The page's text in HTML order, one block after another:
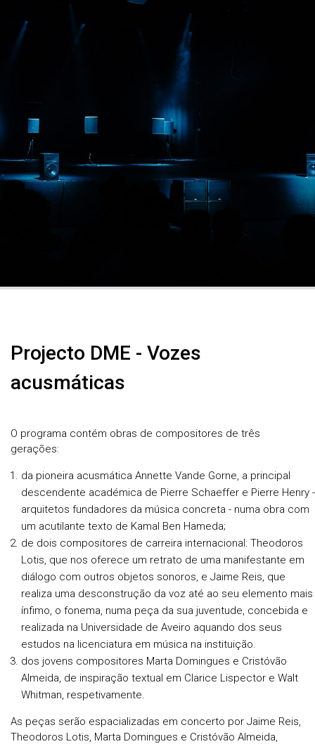
Projecto DME - Vozes
acusmáticas
O programa contém obras de compositores de três
gerações:
da pioneira acusmática Annette Vande Gorne, a principal
descendente académica de Pierre Schaeffer e Pierre Henry -
arquitetos fundadores da música concreta - numa obra com
um acutilante texto de Kamal Ben Hameda;
de dois compositores de carreira internacional: Theodoros
Lotis, que nos oferece um retrato de uma manifestante em
diálogo com outros objetos sonoros, e Jaime Reis, que
realiza uma desconstrução da voz até ao seu elemento mais
ínfimo, o fonema, numa peça da sua juventude, concebida e
realizada na Universidade de Aveiro aquando dos seus
estudos na licenciatura em música na instituição.
dos jovens compositores Marta Domingues e Cristóvão
Almeida, de inspiração textual em Clarice Lispector e Walt
Whitman, respetivamente.
As peças serão espacializadas em concerto por Jaime Reis,
Theodoros Lotis, Marta Domingues e Cristóvão Almeida,